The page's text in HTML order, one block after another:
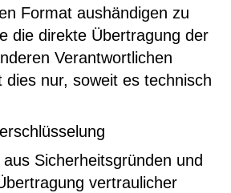
Format aushändigen zu
die direkte Übertragung der
Verantwortlichen
dies nur, soweit es technisch
Sicherheitsgründen und
vertraulicher